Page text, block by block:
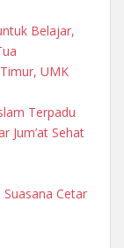
Belajar,
UMK
Terpadu
Jum’at Sehat
Cetar